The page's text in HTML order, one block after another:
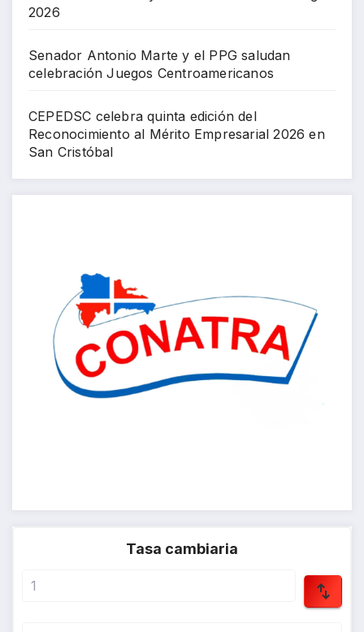
2026
Senador Antonio Marte y el PPG saludan
celebración Juegos Centroamericanos
CEPEDSC celebra quinta edición del
Reconocimiento al Mérito Empresarial 2026 en
San Cristóbal
Tasa cambiaria